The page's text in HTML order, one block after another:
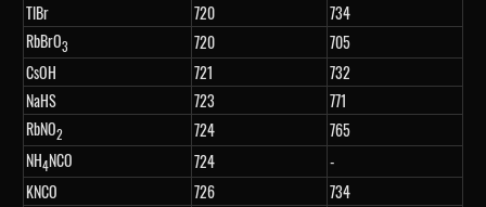
TlBr
720
734
RbBrO3 720
705
CsOH
721
732
NaHS
723
771
RbNO2 724
765
NH4NCO 724
-
KNCO
726
734